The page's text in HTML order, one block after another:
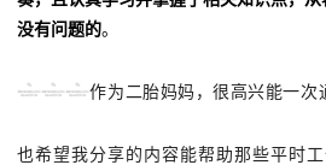
没有问题的。
作为二胎妈妈，很高兴能一次
也希望我分享的内容能帮助那些平时